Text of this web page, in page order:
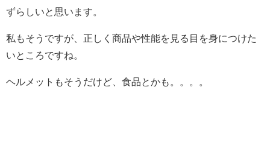
ずらしいと思います。
私もそうですが、正しく商品や性能を見る目を身につけた
いところですね。
ヘルメットもそうだけど、食品とかも。。。。